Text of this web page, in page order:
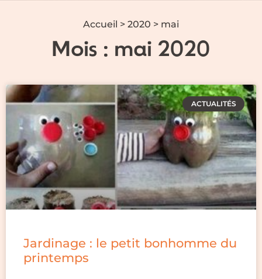
Accueil > 2020 > mai
Mois : mai 2020
ACTUALITÉS
Jardinage : le petit bonhomme du
printemps